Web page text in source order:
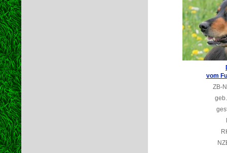
vom
ZB-